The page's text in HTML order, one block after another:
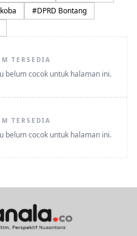
#DPRD Bontang
TERSEDIA
belum cocok untuk halaman ini.
TERSEDIA
belum cocok untuk halaman ini.